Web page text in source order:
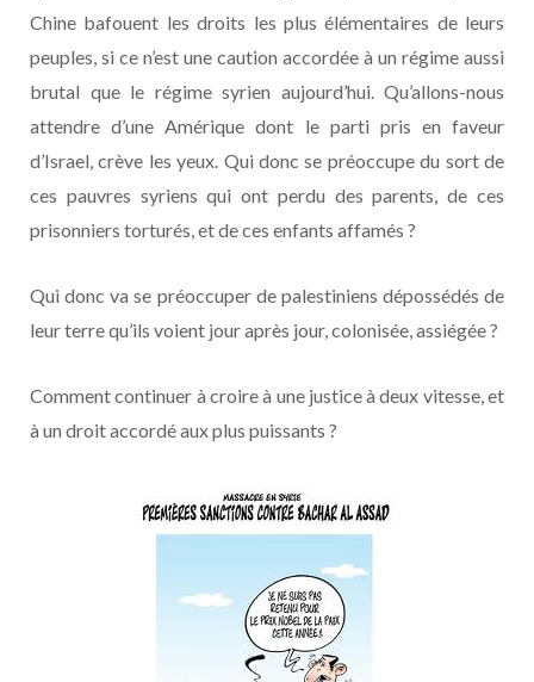
Chine bafouent les droits les plus élémentaires de leurs
peuples, si ce n’est une caution accordée à un régime aussi
brutal que le régime syrien aujourd’hui. Qu’allons-nous
attendre d’une Amérique dont le parti pris en faveur
d’Israel, crève les yeux. Qui donc se préoccupe du sort de
ces pauvres syriens qui ont perdu des parents, de ces
prisonniers torturés, et de ces enfants affamés ?
Qui donc va se préoccuper de palestiniens dépossédés de
leur terre qu’ils voient jour après jour, colonisée, assiégée ?
Comment continuer à croire à une justice à deux vitesse, et
à un droit accordé aux plus puissants ?